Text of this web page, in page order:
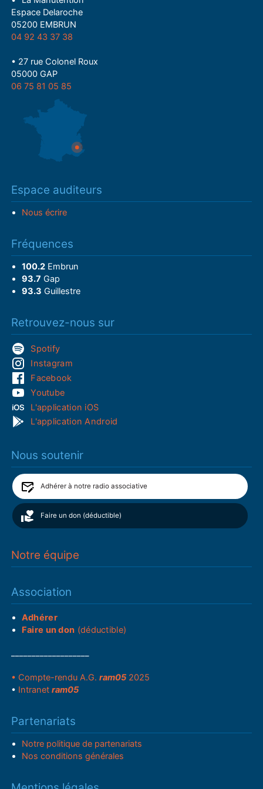
Espace Delaroche
05200 EMBRUN
04 92 43 37 38
• 27 rue Colonel Roux
05000 GAP
06 75 81 05 85
Espace auditeurs
Nous écrire
Fréquences
100.2Embrun
93.7 Gap
93.3 Guillestre
Retrouvez-nous sur
Spotify
Instagram
Facebook
Youtube
L'application iOS
L'application Android
Nous soutenir
Adhérer à notre radio associative
Faire un don (déductible)
Notre équipe
Association
Adhérer
Faire un don (déductible)
• Compte-rendu A.G.ram05 2025
• Intranetram05
Partenariats
Notre politique de partenariats
Nos conditions générales